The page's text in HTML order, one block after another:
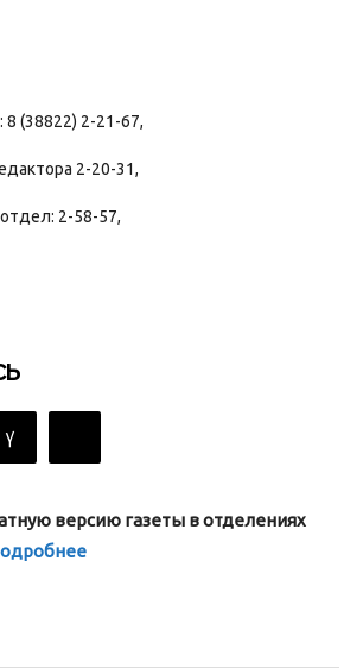
8 (38822) 2-21-67,
2-20-31,
2-58-57,
версию газеты в отделениях